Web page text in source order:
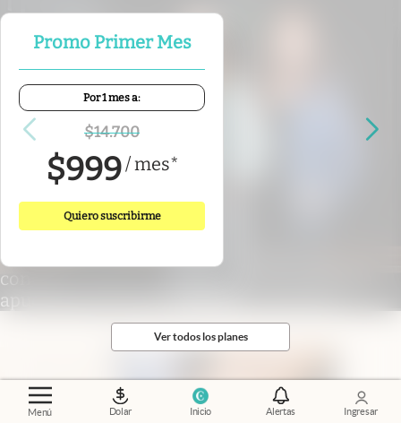
Menú Dolar Inicio Alertas Ingresar
Promo Primer Mes
Por 1 mes a:
$14.700
$999/mes*
Quiero suscribirme
Ver todos los planes
"Donde nacen las estrellas"
conectar: cómo es Nébula, la comunidad que
apuesta por el nuevo liderazgo femenino